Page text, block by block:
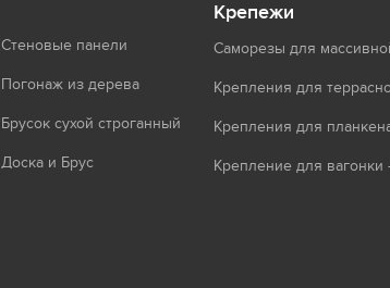
Стеновые панели
Погонаж из дерева
Брусок сухой строганный
Доска и Брус
Крепежи
Саморезы для
Крепления для
Крепления для
Крепление для вагонки